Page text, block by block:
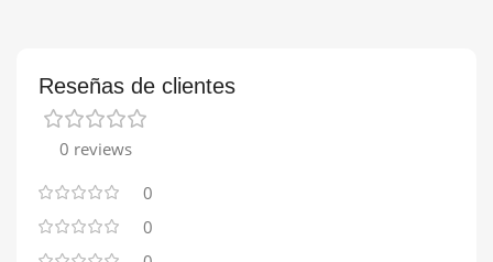
Reseñas de clientes
0 reviews
0
0